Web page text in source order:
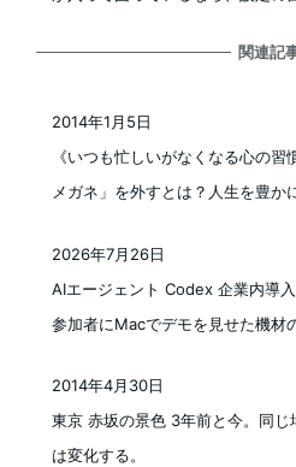
関連記
《いつも忙しいがなくなる心の
メガネ」を外すとは？人生を豊か
2014年1月5日
AIエージェント Codex 企業内導
参加者にMacでデモを見せた機材
2026年7月26日
東京 赤坂の景色 3年前と今。同じ
は変化する。
2014年4月30日